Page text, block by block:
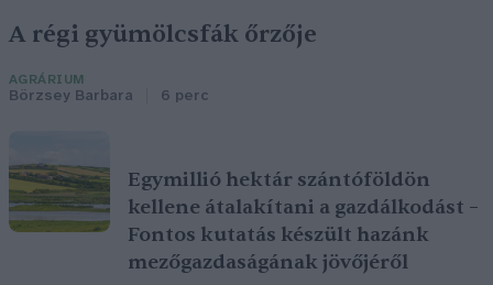
A régi gyümölcsfák őrzője
AGRÁRIUM
Börzsey Barbara 6 perc
Egymillió hektár szántóföldön
kellene átalakítani a gazdálkodást –
Fontos kutatás készült hazánk
mezőgazdaságának jövőjéről